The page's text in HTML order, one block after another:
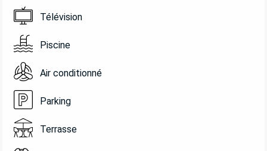
Télévision
Piscine
Air conditionné
Parking
Terrasse